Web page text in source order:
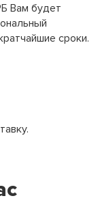
Вам будет
сроки.